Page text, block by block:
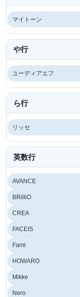
マイトーン
や行
ユーディアエフ
ら行
リッセ
英数行
AVANCE
BRilliO
CREA
FACEIS
Fami
HOWARO
Mikke
Nero